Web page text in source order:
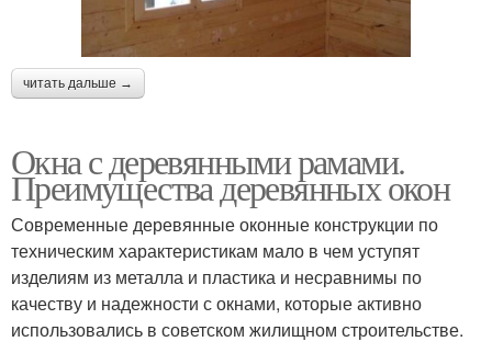
читать дальше →
Окна с деревянными рамами.
Преимущества деревянных окон
Современные деревянные оконные конструкции по
техническим характеристикам мало в чем уступят
изделиям из металла и пластика и несравнимы по
качеству и надежности с окнами, которые активно
использовались в советском жилищном строительстве.